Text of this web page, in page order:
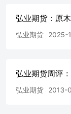
弘业期货：原
弘业期货 2025-
弘业期货周评
弘业期货 2013-